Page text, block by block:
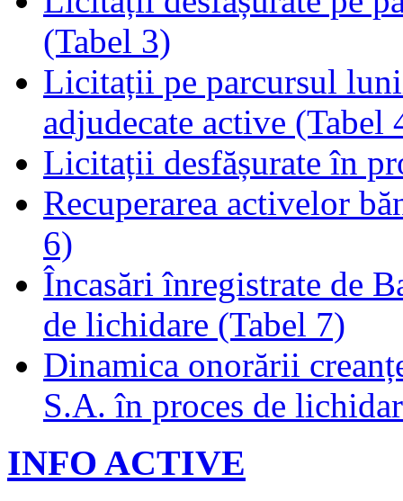
(Tabel 3)
Licitații pe parcursul
adjudecate active (Tabel
Licitații desfășurate în
Recuperarea activelor
6)
Încasări înregistrate de
de lichidare (Tabel 7)
Dinamica onorării
S.A. în proces de
INFO ACTIVE